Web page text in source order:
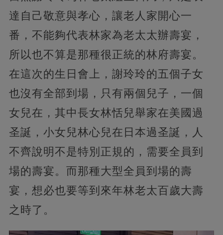
達自己敬意與孝心，讓老人家開心一
番，不能夠代表林家為老太太辦壽宴，
所以也不算是那種很正統的林府壽宴。
在這次的生日會上，謝玲玲的五個子女
也沒有全部到場，只有兩個兒子，一個
女兒在，其中長女林恬兒舉家在美國過
圣誕，小女兒林心兒在日本過圣誕，人
不齊說明不是特別正規的，需要全員到
場的壽宴。而那種大型全員到場的壽
宴，想必也要等到來年林老太百歲大壽
之時了。